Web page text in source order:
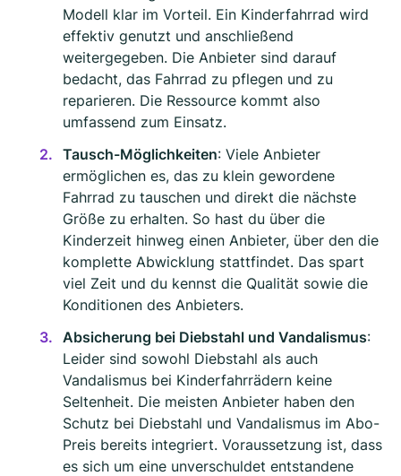
Modell klar im Vorteil. Ein Kinderfahrrad wird
effektiv genutzt und anschließend
weitergegeben. Die Anbieter sind darauf
bedacht, das Fahrrad zu pflegen und zu
reparieren. Die Ressource kommt also
umfassend zum Einsatz.
Tausch-Möglichkeiten: Viele Anbieter
ermöglichen es, das zu klein gewordene
Fahrrad zu tauschen und direkt die nächste
Größe zu erhalten. So hast du über die
Kinderzeit hinweg einen Anbieter, über den die
komplette Abwicklung stattfindet. Das spart
viel Zeit und du kennst die Qualität sowie die
Konditionen des Anbieters.
Absicherung bei Diebstahl und Vandalismus:
Leider sind sowohl Diebstahl als auch
Vandalismus bei Kinderfahrrädern keine
Seltenheit. Die meisten Anbieter haben den
Schutz bei Diebstahl und Vandalismus im Abo-
Preis bereits integriert. Voraussetzung ist, dass
es sich um eine unverschuldet entstandene